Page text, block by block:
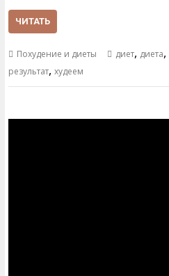
ЧИТАТЬ
Похудение и диеты диет, диета,
результат, худеем